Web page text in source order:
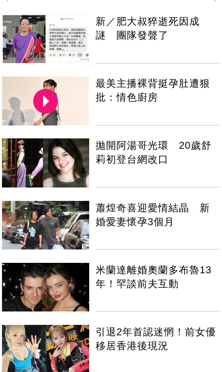
新／肥大叔猝逝死因成
謎 團隊發聲了
最美主播裸背挺孕肚遭狠
批：情色廚房
拋開阿湯哥光環 20歲舒
莉初登台網改口
蕭煌奇喜迎愛情結晶 新
婚愛妻懷孕3個月
米蘭達離婚奧蘭多布魯13
年！罕談前夫互動
引退2年首認迷惘！前女優
移居香港後現況